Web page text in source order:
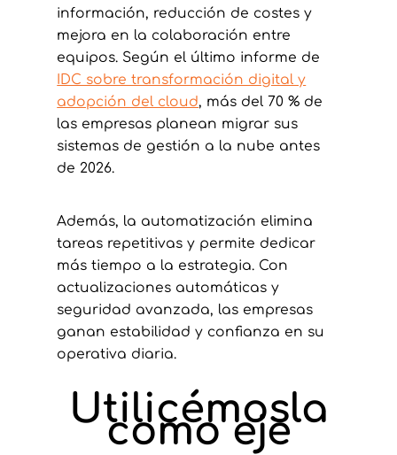
información, reducción de costes y
mejora en la colaboración entre
equipos. Según el último informe de
IDC sobre transformación digital y
adopción del cloud, más del 70 % de
las empresas planean migrar sus
sistemas de gestión a la nube antes
de 2026.
Además, la automatización elimina
tareas repetitivas y permite dedicar
más tiempo a la estrategia. Con
actualizaciones automáticas y
seguridad avanzada, las empresas
ganan estabilidad y confianza en su
operativa diaria.
Utilicémosla
como eje